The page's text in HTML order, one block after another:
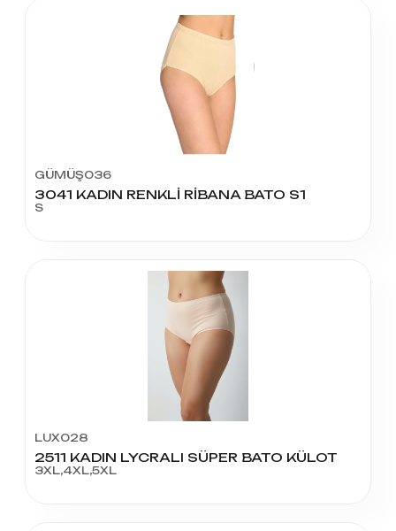
GÜMÜŞ036
3041 KADIN RENKLİ RİBANA BATO S1
S
LUX028
2511 KADIN LYCRALI SÜPER BATO KÜLOT
3XL,4XL,5XL